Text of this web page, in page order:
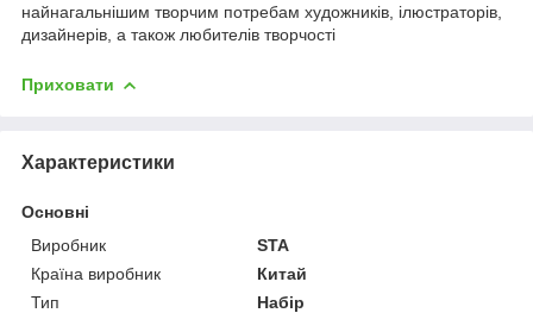
найнагальнішим творчим потребам художників, ілюстраторів,
дизайнерів, а також любителів творчості
Приховати
Характеристики
Основні
Виробник
STA
Країна виробник
Китай
Тип
Набір